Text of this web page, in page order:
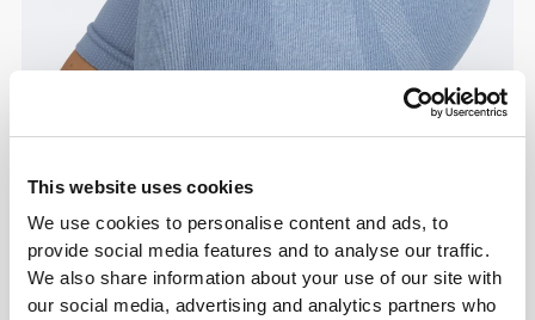
This website uses cookies
We use cookies to personalise content and ads, to
provide social media features and to analyse our traffic.
We also share information about your use of our site with
our social media, advertising and analytics partners who